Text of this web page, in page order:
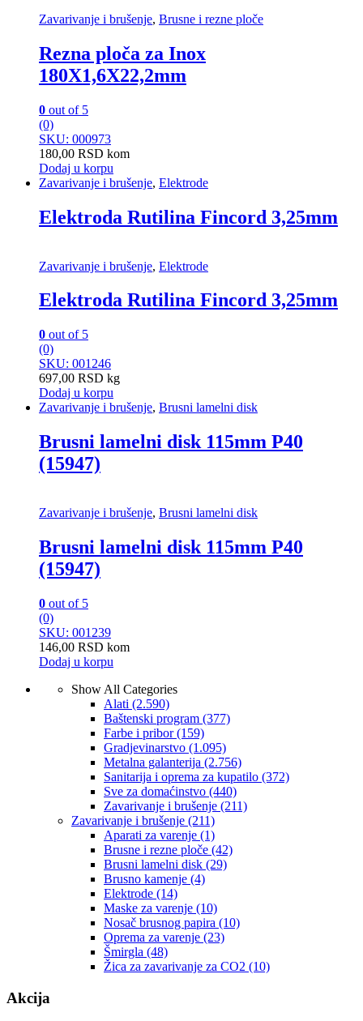
Zavarivanje i brušenje, Brusne i rezne ploče
Rezna ploča za Inox
180X1,6X22,2mm
0 out of 5
(0)
SKU: 000973
180,00 RSD kom
Dodaj u korpu
Zavarivanje i brušenje, Elektrode
Elektroda Rutilina Fincord 3,25mm
Zavarivanje i brušenje, Elektrode
Elektroda Rutilina Fincord 3,25mm
0 out of 5
(0)
SKU: 001246
697,00 RSD kg
Dodaj u korpu
Zavarivanje i brušenje, Brusni lamelni disk
Brusni lamelni disk 115mm P40
(15947)
Zavarivanje i brušenje, Brusni lamelni disk
Brusni lamelni disk 115mm P40
(15947)
0 out of 5
(0)
SKU: 001239
146,00 RSD kom
Dodaj u korpu
Show All Categories
Alati (2.590)
Baštenski program (377)
Farbe i pribor(159)
Gradjevinarstvo (1.095)
Metalna galanterija (2.756)
Sanitarija i oprema za kupatilo (372)
Sve za domaćinstvo (440)
Zavarivanje i brušenje (211)
Zavarivanje i brušenje (211)
Aparati za varenje (1)
Brusne i rezne ploče (42)
Brusni lamelni disk (29)
Brusno kamenje (4)
Elektrode (14)
Maske za varenje (10)
Nosač brusnog papira (10)
Oprema za varenje (23)
Šmirgla (48)
Žica za zavarivanje za CO2 (10)
Akcija